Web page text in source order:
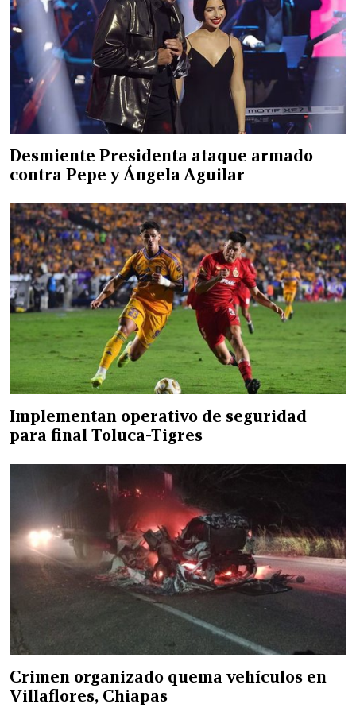
Desmiente Presidenta ataque armado
contra Pepe y Ángela Aguilar
Implementan operativo de seguridad
para final Toluca-Tigres
Crimen organizado quema vehículos en
Villaflores, Chiapas